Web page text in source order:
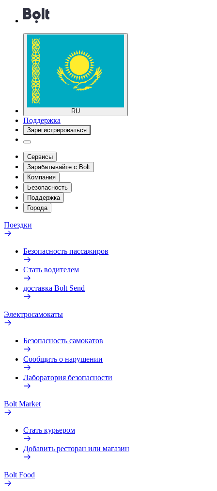
RU
Поддержка
Зарегистрироваться
Сервисы
Зарабатывайте с Bolt
Компания
Безопасность
Поддержка
Города
Поездки
Безопасность пассажиров
Стать водителем
доставка Bolt Send
Электросамокаты
Безопасность самокатов
Сообщить о нарушении
Лаборатория безопасности
Bolt Market
Стать курьером
Добавить ресторан или магазин
Bolt Food